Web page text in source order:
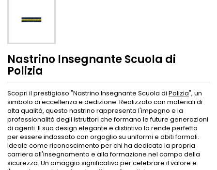
Nastrino Insegnante Scuola di
Polizia
Scopri il prestigioso "Nastrino Insegnante Scuola di Polizia", un
simbolo di eccellenza e dedizione. Realizzato con materiali di
alta qualità, questo nastrino rappresenta l'impegno e la
professionalità degli istruttori che formano le future generazioni
di agenti. Il suo design elegante e distintivo lo rende perfetto
per essere indossato con orgoglio su uniformi e abiti formali.
Ideale come riconoscimento per chi ha dedicato la propria
carriera all'insegnamento e alla formazione nel campo della
sicurezza. Un omaggio significativo per celebrare il valore e